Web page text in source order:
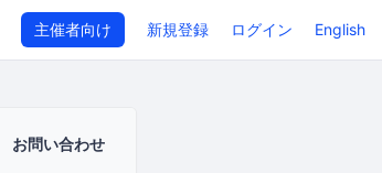
主催者向け 新規登録 ログイン English
お問い合わせ